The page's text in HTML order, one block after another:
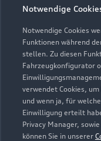
Notwendige
Notwendige Cookies
Funktionen während
stellen. Zu diesen
Fahrzeugkonfigurator
verwendet Cookies,
und wenn ja, für
Einwilligung erteilt
Privacy Manager,
können Sie in unserer
vorübergehend
Modelle